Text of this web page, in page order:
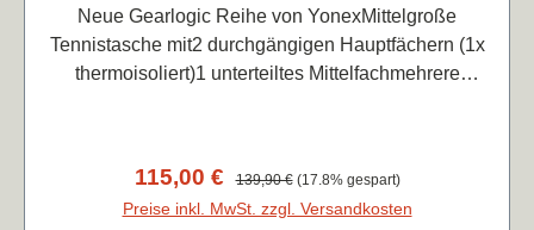
Neue Gearlogic Reihe von YonexMittelgroße
Tennistasche mit2 durchgängigen Hauptfächern (1x
thermoisoliert)1 unterteiltes Mittelfachmehrere
Verkaufspreis:
115,00 € Regulärer Preis:
139,90 € (17.8% gespart)
Preise inkl. MwSt. zzgl. Versandkosten